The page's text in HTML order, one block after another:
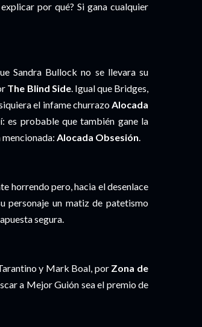
por qué? Si gana cualquier
Sandra Bullock no se llevara su
The Blind Side. Igual que Bridges,
el infame churrazoAlocada
es probable que también gane la
Alocada Obsesión.
horrendo pero, hacia el desenlace
personaje un matiz de patetismo
segura.
y Mark Boal, por Zona de
a Mejor Guión sea el premio de